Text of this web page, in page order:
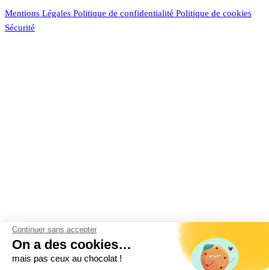
Mentions Légales Politique de confidentialité Politique de cookies
Sécurité
Continuer sans accepter
On a des cookies…
mais pas ceux au chocolat !